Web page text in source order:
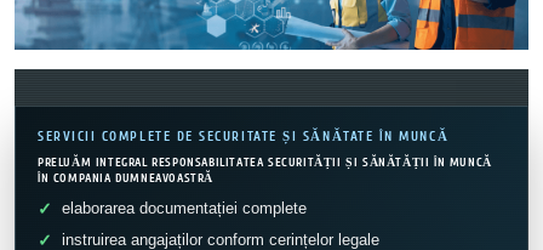
SERVICII COMPLETE DE SECURITATE ȘI SĂNĂTATE ÎN MUNCĂ
PRELUĂM INTEGRAL RESPONSABILITATEA SECURITĂȚII ȘI SĂNĂTĂȚII ÎN MUNCĂ
ÎN COMPANIA DUMNEAVOASTRĂ
elaborarea documentației complete
instruirea angajaților conform cerințelor legale